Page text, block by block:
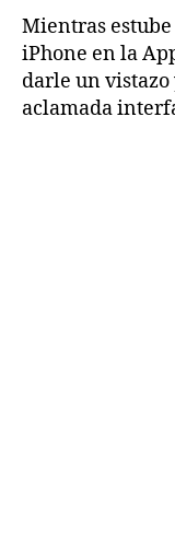
Mientras estube
iPhone en la
darle un
aclamada